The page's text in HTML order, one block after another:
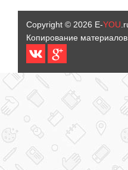
Copyright © 2026 E-YOU
Копирование